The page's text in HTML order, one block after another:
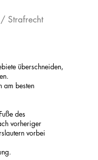
Strafrecht
überschneiden,
am besten
des
vorheriger
vorbei